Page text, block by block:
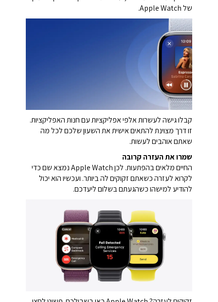
של Apple Watch.
קבלו גישה לעשרות אלפי אפליקציות עם חנות האפליקציות.
זו דרך מצוינת להתאים אישית את השעון שלכם לכל מה
שאתם אוהבים לעשות.
שמרו את העזרה קרובה
החיים מלאים בהפתעות. לכן Apple Watch נמצא שם כדי
לקרוא לעזרה כשאתם זקוקים לה ביותר. ועכשיו הוא יכול
להודיע למישהו כשהגעתם בשלום ליעדכם.